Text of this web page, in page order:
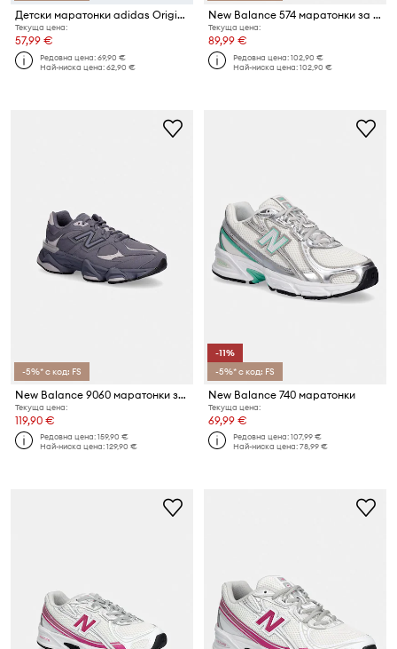
Детски маратонки adidas Originals SL 72 RS
Текуща цена:
57,99 €
Редовна цена:69,90 €
Най-ниска цена:62,90 €
New Balance 574 маратонки за деца
Текуща цена:
89,99 €
Редовна цена:102,90 €
Най-ниска цена:102,90 €
-5%* с код: FS
New Balance 9060 маратонки за деца
Текуща цена:
119,90 €
Редовна цена:159,90 €
Най-ниска цена:129,90 €
-11%
-5%* с код: FS
New Balance 740 маратонки
Текуща цена:
69,99 €
Редовна цена:107,99 €
Най-ниска цена:78,99 €